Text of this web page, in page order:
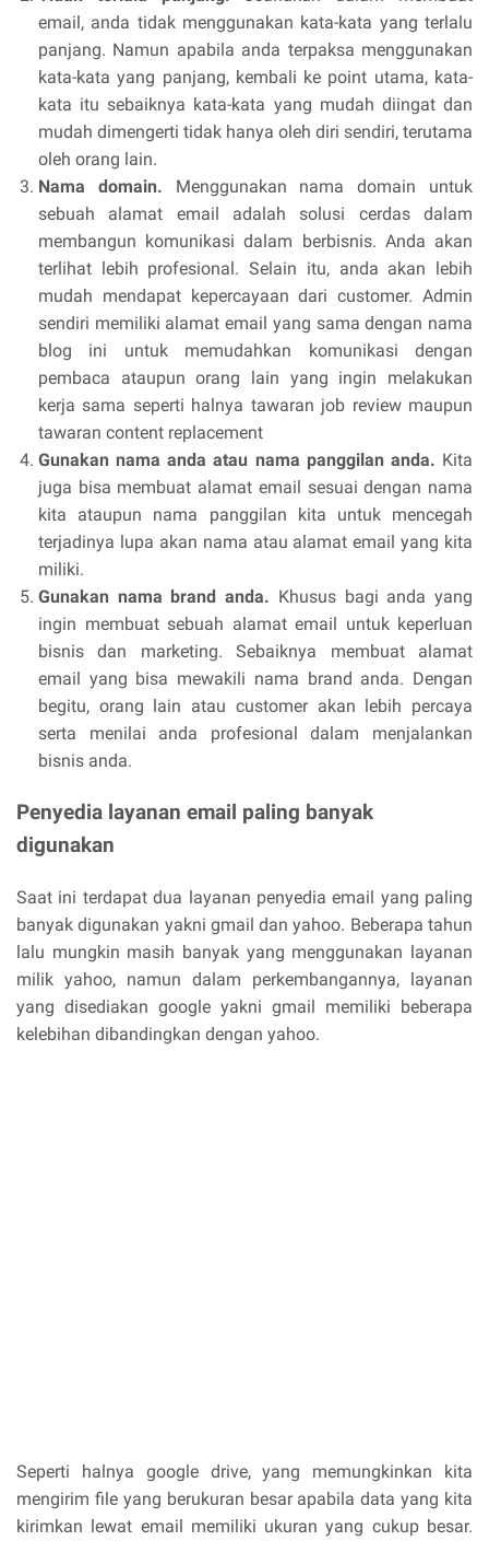
email, anda tidak menggunakan kata-kata yang terlalu
panjang. Namun apabila anda terpaksa menggunakan
kata-kata yang panjang, kembali ke point utama, kata-
kata itu sebaiknya kata-kata yang mudah diingat dan
mudah dimengerti tidak hanya oleh diri sendiri, terutama
oleh orang lain.
Nama domain. Menggunakan nama domain untuk
sebuah alamat email adalah solusi cerdas dalam
membangun komunikasi dalam berbisnis. Anda akan
terlihat lebih profesional. Selain itu, anda akan lebih
mudah mendapat kepercayaan dari customer. Admin
sendiri memiliki alamat email yang sama dengan nama
blog ini untuk memudahkan komunikasi dengan
pembaca ataupun orang lain yang ingin melakukan
kerja sama seperti halnya tawaran job review maupun
tawaran content replacement
Gunakan nama anda atau nama panggilan anda. Kita
juga bisa membuat alamat email sesuai dengan nama
kita ataupun nama panggilan kita untuk mencegah
terjadinya lupa akan nama atau alamat email yang kita
miliki.
Gunakan nama brand anda. Khusus bagi anda yang
ingin membuat sebuah alamat email untuk keperluan
bisnis dan marketing. Sebaiknya membuat alamat
email yang bisa mewakili nama brand anda. Dengan
begitu, orang lain atau customer akan lebih percaya
serta menilai anda profesional dalam menjalankan
bisnis anda.
Penyedia layanan email paling banyak
digunakan
Saat ini terdapat dua layanan penyedia email yang paling
banyak digunakan yakni gmail dan yahoo. Beberapa tahun
lalu mungkin masih banyak yang menggunakan layanan
milik yahoo, namun dalam perkembangannya, layanan
yang disediakan google yakni gmail memiliki beberapa
kelebihan dibandingkan dengan yahoo.
Seperti halnya google drive, yang memungkinkan kita
mengirim file yang berukuran besar apabila data yang kita
kirimkan lewat email memiliki ukuran yang cukup besar.